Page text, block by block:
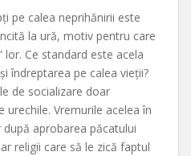
pe calea neprihănirii este
la ură, motiv pentru care
lor. Ce standard este acela
îndreptarea pe calea vieții?
de socializare doar
Vremurile acelea în
aprobarea păcatului
religii care să le zică faptul